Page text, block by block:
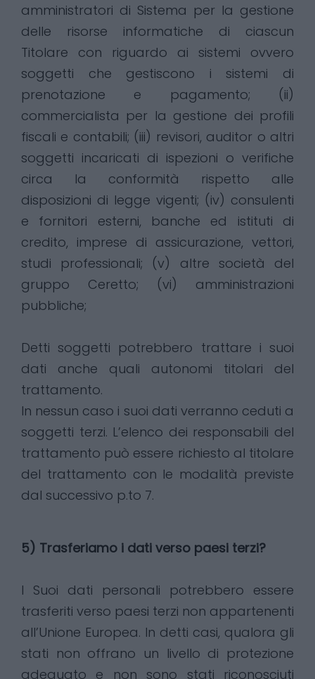
amministratori di Sistema per la gestione
delle risorse informatiche di ciascun
Titolare con riguardo ai sistemi ovvero
soggetti che gestiscono i sistemi di
prenotazione e pagamento; (ii)
commercialista per la gestione dei profili
fiscali e contabili; (iii) revisori, auditor o altri
soggetti incaricati di ispezioni o verifiche
circa la conformità rispetto alle
disposizioni di legge vigenti; (iv) consulenti
e fornitori esterni, banche ed istituti di
credito, imprese di assicurazione, vettori,
studi professionali; (v) altre società del
gruppo Ceretto; (vi) amministrazioni
pubbliche;
Detti soggetti potrebbero trattare i suoi
dati anche quali autonomi titolari del
trattamento.
In nessun caso i suoi dati verranno ceduti a
soggetti terzi. L’elenco dei responsabili del
trattamento può essere richiesto al titolare
del trattamento con le modalità previste
dal successivo p.to 7.
5) Trasferiamo i dati verso paesi terzi?
I Suoi dati personali potrebbero essere
trasferiti verso paesi terzi non appartenenti
all’Unione Europea. In detti casi, qualora gli
stati non offrano un livello di protezione
adeguato e non sono stati riconosciuti